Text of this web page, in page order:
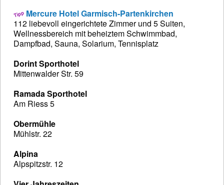
Mercure Hotel Garmisch-Partenkirchen
112 liebevoll eingerichtete Zimmer und 5 Suiten,
Wellnessbereich mit beheiztem Schwimmbad,
Dampfbad, Sauna, Solarium, Tennisplatz
Dorint Sporthotel
Mittenwalder Str. 59
Ramada Sporthotel
Am Riess 5
Obermühle
Mühlstr. 22
Alpina
Alpspitzstr. 12